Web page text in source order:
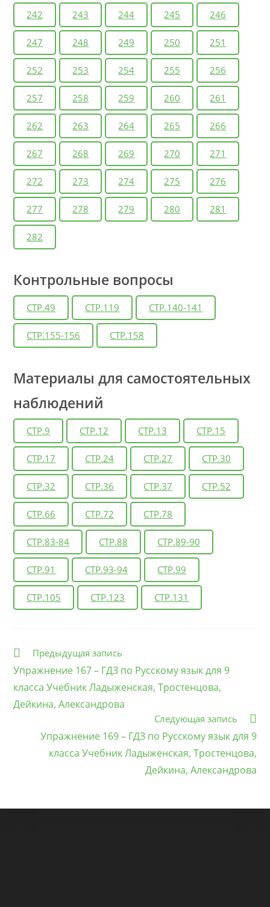
242 243 244 245 246
247 248 249 250 251
252 253 254 255 256
257 258 259 260 261
262 263 264 265 266
267 268 269 270 271
272 273 274 275 276
277 278 279 280 281
282
Контрольные вопросы
СТР.49 СТР.119 СТР.140-141
СТР.155-156 СТР.158
Материалы для самостоятельных
наблюдений
СТР.9 СТР.12 СТР.13 СТР.15
СТР.17 СТР.24 СТР.27 СТР.30
СТР.32 СТР.36 СТР.37 СТР.52
СТР.66 СТР.72 СТР.78
СТР.83-84 СТР.88 СТР.89-90
СТР.91 СТР.93-94 СТР.99
СТР.105 СТР.123 СТР.131
Еще
Предыдущая запись
Упражнение 167 – ГДЗ по Русскому язык для 9
класса Учебник Ладыженская, Тростенцова,
Дейкина, Александрова
Следующая запись
Упражнение 169 – ГДЗ по Русскому язык для 9
класса Учебник Ладыженская, Тростенцова,
Дейкина, Александрова